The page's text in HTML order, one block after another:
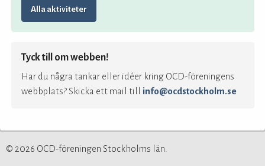
Alla aktiviteter
Tyck till om webben!
Har du några tankar eller idéer kring OCD-föreningens
webbplats? Skicka ett mail till info@ocdstockholm.se
© 2026 OCD-föreningen Stockholms län.